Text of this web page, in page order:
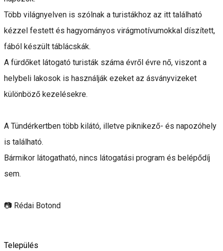
Több világnyelven is szólnak a turistákhoz az itt található
kézzel festett és hagyományos virágmotívumokkal díszített,
fából készült táblácskák.
A fürdőket látogató turisták száma évről évre nő, viszont a
helybeli lakosok is használják ezeket az ásványvizeket
különböző kezelésekre.
A Tündérkertben több kilátó, illetve piknikező- és napozóhely
is található.
Bármikor látogatható, nincs látogatási program és belépődíj
sem.
📷 Rédai Botond
Település